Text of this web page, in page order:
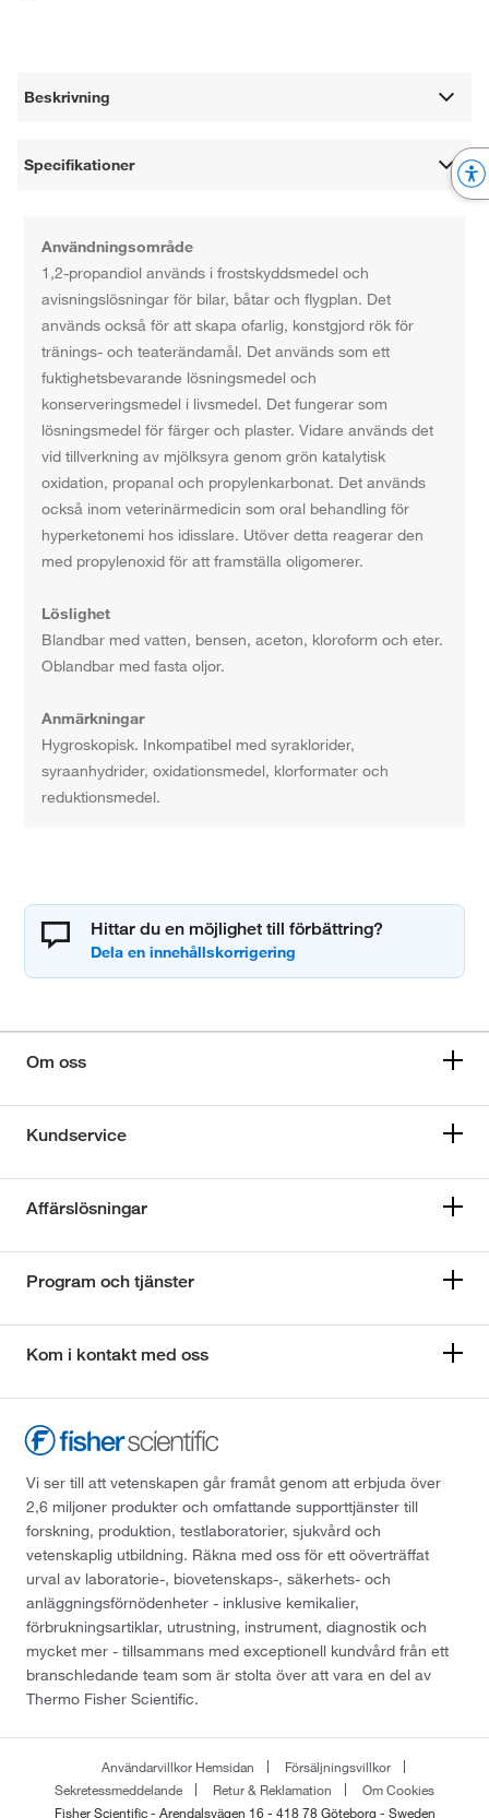
Beskrivning
Specifikationer
Användningsområde
1,2-propandiol används i frostskyddsmedel och
avisningslösningar för bilar, båtar och flygplan. Det
används också för att skapa ofarlig, konstgjord rök för
tränings- och teaterändamål. Det används som ett
fuktighetsbevarande lösningsmedel och
konserveringsmedel i livsmedel. Det fungerar som
lösningsmedel för färger och plaster. Vidare används det
vid tillverkning av mjölksyra genom grön katalytisk
oxidation, propanal och propylenkarbonat. Det används
också inom veterinärmedicin som oral behandling för
hyperketonemi hos idisslare. Utöver detta reagerar den
med propylenoxid för att framställa oligomerer.
Löslighet
Blandbar med vatten, bensen, aceton, kloroform och eter.
Oblandbar med fasta oljor.
Anmärkningar
Hygroskopisk. Inkompatibel med syraklorider,
syraanhydrider, oxidationsmedel, klorformater och
reduktionsmedel.
Hittar du en möjlighet till förbättring?
Om oss
Kundservice
Affärslösningar
Program och tjänster
Kom i kontakt med oss
Vi ser till att vetenskapen går framåt genom att erbjuda över
2,6 miljoner produkter och omfattande supporttjänster till
forskning, produktion, testlaboratorier, sjukvård och
vetenskaplig utbildning. Räkna med oss för ett oöverträffat
urval av laboratorie-, biovetenskaps-, säkerhets- och
anläggningsförnödenheter - inklusive kemikalier,
förbrukningsartiklar, utrustning, instrument, diagnostik och
mycket mer - tillsammans med exceptionell kundvård från ett
branschledande team som är stolta över att vara en del av
Thermo Fisher Scientific.
Användarvillkor Hemsidan
Försäljningsvillkor
Sekretessmeddelande
Retur & Reklamation
Om Cookies
Fisher Scientific - Arendalsvägen 16 - 418 78 Göteborg - Sweden